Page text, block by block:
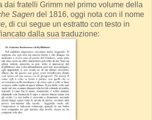
dai fratelli Grimm nel primo volume della
Sagen del 1816, oggi nota con il nome
, di cui segue un estratto con testo in
dalla sua traduzione: